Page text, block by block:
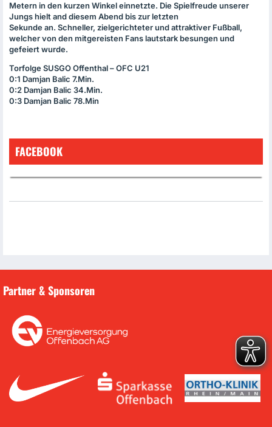
Metern in den kurzen Winkel einnetzte. Die Spielfreude unserer
Jungs hielt and diesem Abend bis zur letzten
Sekunde an. Schneller, zielgerichteter und attraktiver Fußball,
welcher von den mitgereisten Fans lautstark besungen und
gefeiert wurde.
TorfolgeSUSGOOffenthal –OFC U21
0:1 Damjan Balic 7.Min.
0:2 Damjan Balic 34.Min.
0:3 Damjan Balic 78.Min
FACEBOOK
Partner & Sponsoren